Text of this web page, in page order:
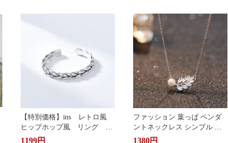
ニセックス おしゃれ スト
リート ブランドＴシャツ
男女兼用 ユニセックス お
しゃれ ストリート ブラン
ドＴシャツ
【特別価格】ins レトロ風
ヒップホップ風 リング シ
ンプルデザイン ファッショ
1199円
ファッション 葉っぱ ペンダ
ントネックレス シンプル 誕
生日プレゼント 人気アクセサ
1380円